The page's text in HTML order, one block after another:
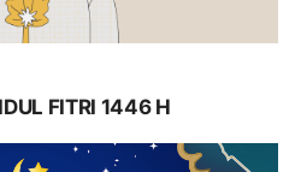
FITRI 1446 H